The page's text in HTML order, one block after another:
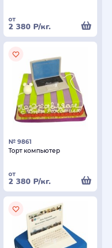
от
2 380 Р/кг.
№ 9861
Торт компьютер
от
2 380 Р/кг.